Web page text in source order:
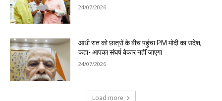
24/07/2026
आधी रात को छात्रों के बीच पहुंचा PM मोदी का संदेश,
कहा- आपका संघर्ष बेकार नहीं जाएगा
24/07/2026
Load more